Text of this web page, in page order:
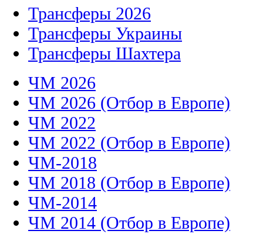
Трансферы 2026
Трансферы Украины
Трансферы Шахтера
ЧМ 2026
ЧМ 2026 (Отбор в Европе)
ЧМ 2022
ЧМ 2022 (Отбор в Европе)
ЧМ-2018
ЧМ 2018 (Отбор в Европе)
ЧМ-2014
ЧМ 2014 (Отбор в Европе)